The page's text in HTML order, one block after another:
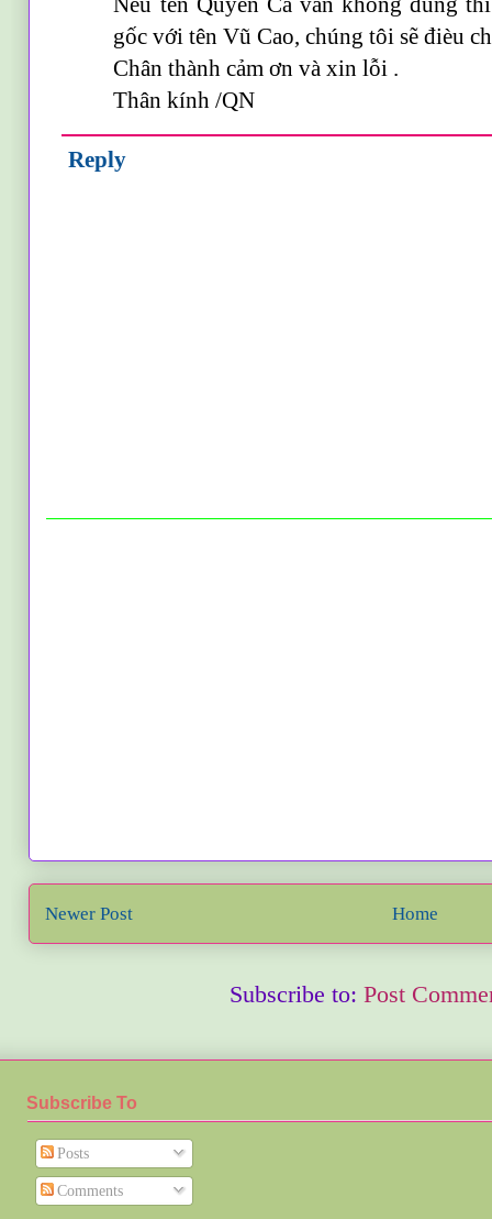
gốc với tên Vũ Cao, chúng tôi sẽ đièu
Chân thành cảm ơn và xin lỗi .
Thân kính /QN
Reply
Newer Post Home
Subscribe to: Post
Subscribe To
Posts
Comments